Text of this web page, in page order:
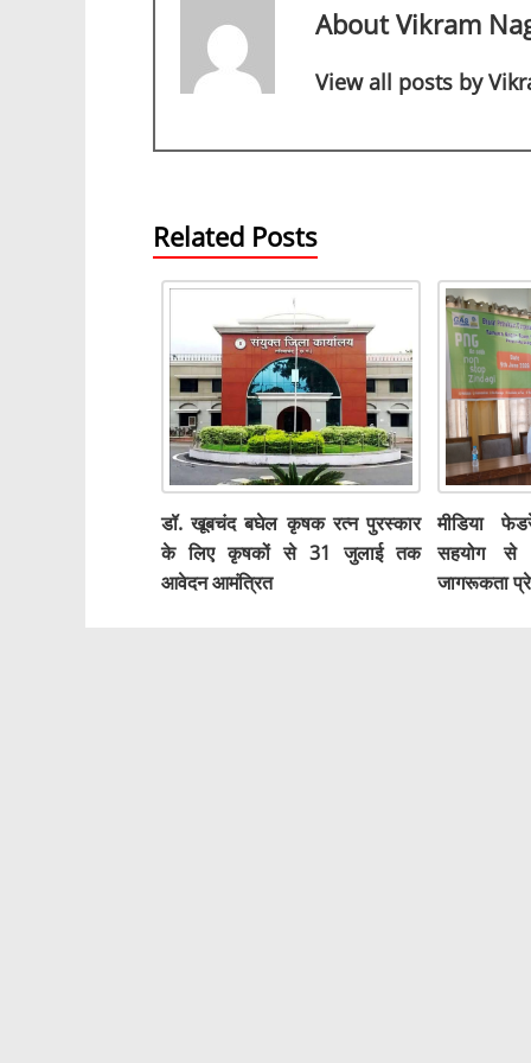
b
o
o
k
A
p
p
a n
g
er
d
About Vikram
View all posts by
Related Posts
डॉ. खूबचंद बघेल कृषक रत्न पुरस्कार
के लिए कृषकों से 31 जुलाई तक
आवेदन आमंत्रित
मीडिया
सहयोग से
जागरूकता